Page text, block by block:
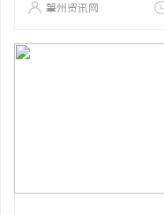
肇州资讯网